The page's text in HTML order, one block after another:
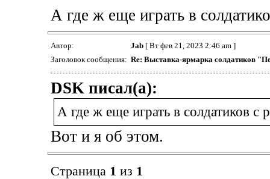
А где ж еще играть в
Автор: Jab[ Вт фев 21, 2023 2:46 am ]
Заголовок сообщения: Re: Выставка-ярмарка солдатиков
DSK писал(а):
А где ж еще играть в солдатиков с
Вот и я об этом.
Страница 1 из 1